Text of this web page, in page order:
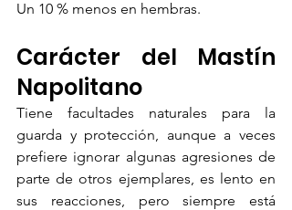
Un 10 % menos en hembras.
Carácter del Mastín
Napolitano
Tiene facultades naturales para la
guarda y protección, aunque a veces
prefiere ignorar algunas agresiones de
parte de otros ejemplares, es lento en
sus reacciones, pero siempre está